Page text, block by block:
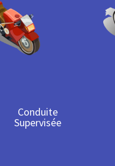
Conduite
Supervisée